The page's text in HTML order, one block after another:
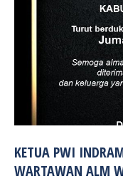
KETUA PWI
WARTAWAN ALM